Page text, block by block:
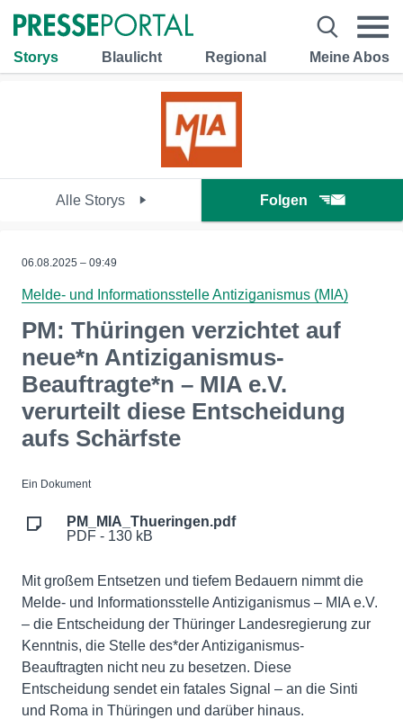
Storys Blaulicht Regional Meine Abos
Alle Storys Folgen
06.08.2025 – 09:49
Melde- und Informationsstelle Antiziganismus (MIA)
PM: Thüringen verzichtet auf
neue*n Antiziganismus-
Beauftragte*n – MIA e.V.
verurteilt diese Entscheidung
aufs Schärfste
Ein Dokument
PM_MIA_Thueringen.pdf
PDF - 130 kB
Mit großem Entsetzen und tiefem Bedauern nimmt die
Melde- und Informationsstelle Antiziganismus – MIA e.V.
– die Entscheidung der Thüringer Landesregierung zur
Kenntnis, die Stelle des*der Antiziganismus-
Beauftragten nicht neu zu besetzen. Diese
Entscheidung sendet ein fatales Signal – an die Sinti
und Roma in Thüringen und darüber hinaus.